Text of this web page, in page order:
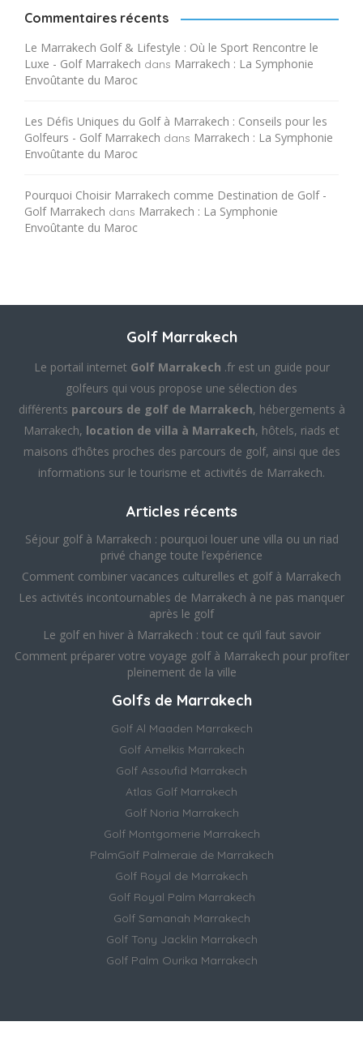
Commentaires récents
Le Marrakech Golf & Lifestyle : Où le Sport Rencontre le
Luxe - Golf Marrakech dans Marrakech : La Symphonie
Envoûtante du Maroc
Les Défis Uniques du Golf à Marrakech : Conseils pour les
Golfeurs - Golf Marrakech dans Marrakech : La Symphonie
Envoûtante du Maroc
Pourquoi Choisir Marrakech comme Destination de Golf -
Golf Marrakech dans Marrakech : La Symphonie
Envoûtante du Maroc
Golf Marrakech
Le portail internet Golf Marrakech .fr est un guide pour
golfeurs qui vous propose une sélection des
différents parcours de golf de Marrakech, hébergements à
Marrakech, location de villa à Marrakech, hôtels, riads et
maisons d’hôtes proches des parcours de golf, ainsi que des
informations sur le tourisme et activités de Marrakech.
Articles récents
Séjour golf à Marrakech : pourquoi louer une villa ou un riad
privé change toute l’expérience
Comment combiner vacances culturelles et golf à Marrakech
Les activités incontournables de Marrakech à ne pas manquer
après le golf
Le golf en hiver à Marrakech : tout ce qu’il faut savoir
Comment préparer votre voyage golf à Marrakech pour profiter
pleinement de la ville
Golfs de Marrakech
Golf Al Maaden Marrakech
Golf Amelkis Marrakech
Golf Assoufid Marrakech
Atlas Golf Marrakech
Golf Noria Marrakech
Golf Montgomerie Marrakech
PalmGolf Palmeraie de Marrakech
Golf Royal de Marrakech
Golf Royal Palm Marrakech
Golf Samanah Marrakech
Golf Tony Jacklin Marrakech
Golf Palm Ourika Marrakech